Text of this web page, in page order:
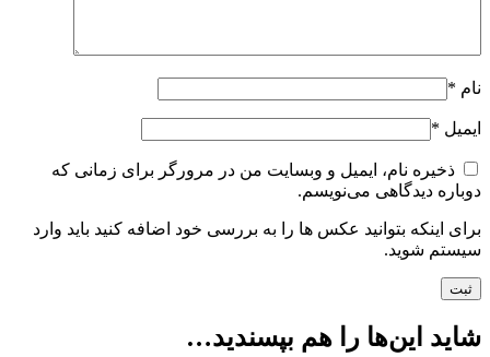
نام *
ایمیل *
ذخیره نام، ایمیل و وبسایت من در مرورگر برای زمانی که
دوباره دیدگاهی می‌نویسم.
برای اینکه بتوانید عکس ها را به بررسی خود اضافه کنید باید وارد
سیستم شوید.
شاید این‌ها را هم بپسندید…